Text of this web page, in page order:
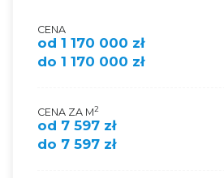
CENA
od 1 170 000 zł
do 1 170 000 zł
CENA ZA M2
od 7 597 zł
do 7 597 zł